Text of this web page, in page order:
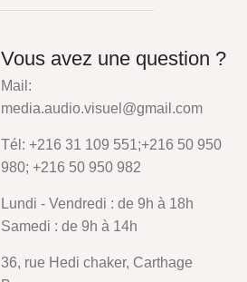
Vous avez une question ?
Mail:
media.audio.visuel@gmail.com
Tél: +216 31 109 551;+216 50 950
980; +216 50 950 982
Lundi - Vendredi : de 9h à 18h
Samedi : de 9h à 14h
36, rue Hedi chaker, Carthage